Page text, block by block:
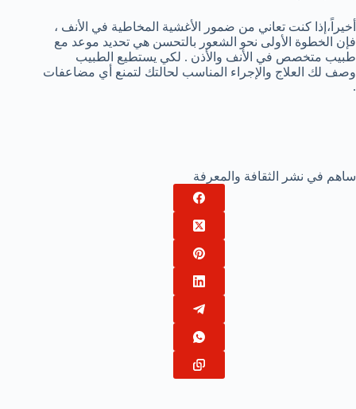
أخيراً،إذا كنت تعاني من ضمور الأغشية المخاطية في الأنف ،
فإن الخطوة الأولى نحو الشعور بالتحسن هي تحديد موعد مع
طبيب متخصص في الأنف والأذن . لكي يستطيع الطبيب
وصف لك العلاج والإجراء المناسب لحالتك لتمنع أي مضاعفات
.
ساهم في نشر الثقافة والمعرفة